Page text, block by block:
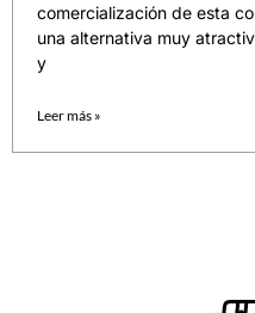
comercialización de esta
una alternativa muy
y
Leer más »